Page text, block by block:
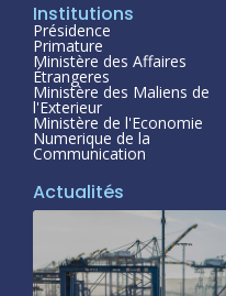
Institutions
Présidence
Primature
Ministère des Affaires
Étrangeres
Ministère des Maliens de
l'Exterieur
Ministère de l'Economie
Numerique de la
Communication
Actualités